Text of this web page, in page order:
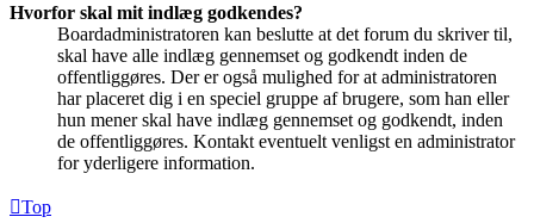
Hvorfor skal mit indlæg godkendes?
Boardadministratoren kan beslutte at det forum du skriver til,
skal have alle indlæg gennemset og godkendt inden de
offentliggøres. Der er også mulighed for at administratoren
har placeret dig i en speciel gruppe af brugere, som han eller
hun mener skal have indlæg gennemset og godkendt, inden
de offentliggøres. Kontakt eventuelt venligst en administrator
for yderligere information.
Top